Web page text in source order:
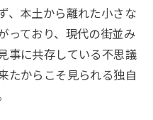
、本土から離れた小さな
っており、現代の街並み
事に共存している不思議
たからこそ見られる独自